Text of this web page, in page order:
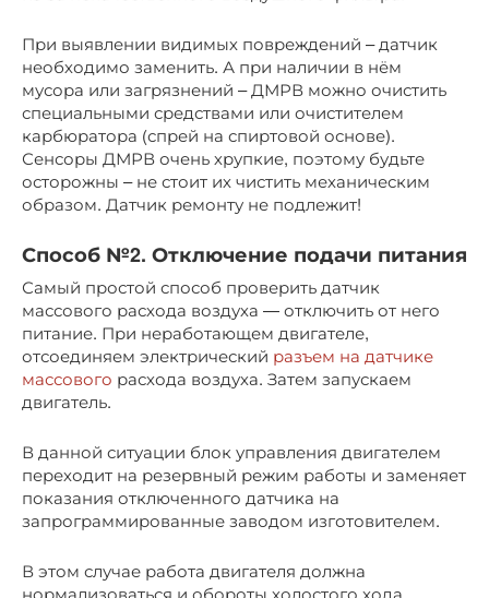
При выявлении видимых повреждений – датчик
необходимо заменить. А при наличии в нём
мусора или загрязнений – ДМРВ можно очистить
специальными средствами или очистителем
карбюратора (спрей на спиртовой основе).
Сенсоры ДМРВ очень хрупкие, поэтому будьте
осторожны – не стоит их чистить механическим
образом. Датчик ремонту не подлежит!
Способ №2. Отключение подачи питания
Самый простой способ проверить датчик
массового расхода воздуха — отключить от него
питание. При неработающем двигателе,
отсоединяем электрический разъем на датчике
массового расхода воздуха. Затем запускаем
двигатель.
В данной ситуации блок управления двигателем
переходит на резервный режим работы и заменяет
показания отключенного датчика на
запрограммированные заводом изготовителем.
В этом случае работа двигателя должна
нормализоваться и обороты холостого хода